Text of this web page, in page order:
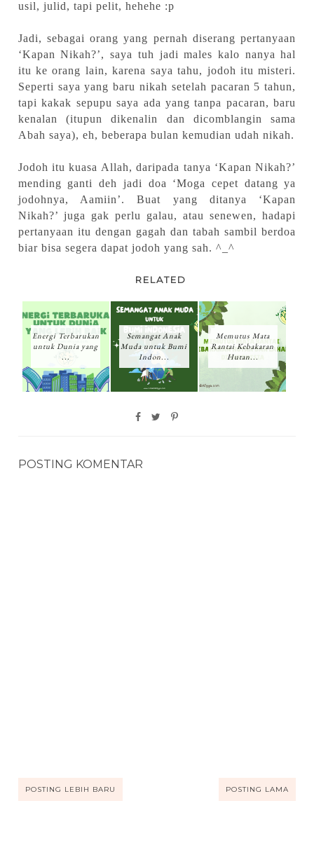
usil, julid, tapi pelit, hehehe :p
Jadi, sebagai orang yang pernah diserang pertanyaan
‘Kapan Nikah?’, saya tuh jadi males kalo nanya hal
itu ke orang lain, karena saya tahu, jodoh itu misteri.
Seperti saya yang baru nikah setelah pacaran 5 tahun,
tapi kakak sepupu saya ada yang tanpa pacaran, baru
kenalan (itupun dikenalin dan dicomblangin sama
Abah saya), eh, beberapa bulan kemudian udah nikah.
Jodoh itu kuasa Allah, daripada tanya ‘Kapan Nikah?’
mending ganti deh jadi doa ‘Moga cepet datang ya
jodohnya, Aamiin’. Buat yang ditanya ‘Kapan
Nikah?’ juga gak perlu galau, atau senewen, hadapi
pertanyaan itu dengan gagah dan tabah sambil berdoa
biar bisa segera dapat jodoh yang sah. ^_^
RELATED
Energi Terbarukan
untuk Dunia yang
...
Semangat Anak
Muda untuk Bumi
Indon...
Memutus Mata
Rantai Kebakaran
Hutan...
POSTING KOMENTAR
POSTING LEBIH BARU POSTING LAMA